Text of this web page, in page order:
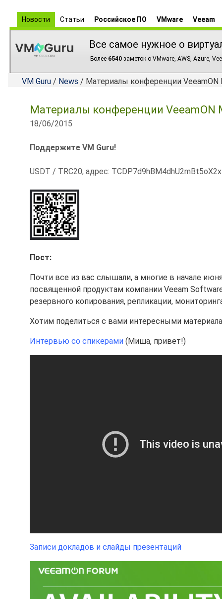
Новости Статьи Российское ПО VMware Veeam
Все самое нужное о
Более 6540 заметок о VMware, AWS, Azure,
VM Guru / News / Материалы конференции VeeamON
Материалы конференции VeeamON
18/06/2015
Поддержите VM Guru!
USDT / TRC20, адрес:
Пост:
Почти все из вас слышали, а многие в начале
посвященной продуктам компании Veeam
резервного копирования, репликации,
Хотим поделиться с вами интересными
Интервью со спикерами (Миша, привет!)
Записи докладов и слайды презентаций